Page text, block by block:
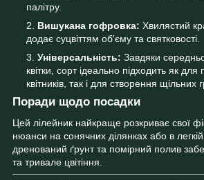
палітру.
Вишукана гофровка: Хвилястий
додає суцвіттям об'єму та святковості.
Універсальність: Завдяки
квітки, сорт ідеально підходить як
квітників, так і для створення щільних
Поради щодо посадки
Цей лілейник найкраще розкриває свої
нюанси на сонячних ділянках або в легкій
дренований ґрунт та помірний полив
та тривале цвітіння.